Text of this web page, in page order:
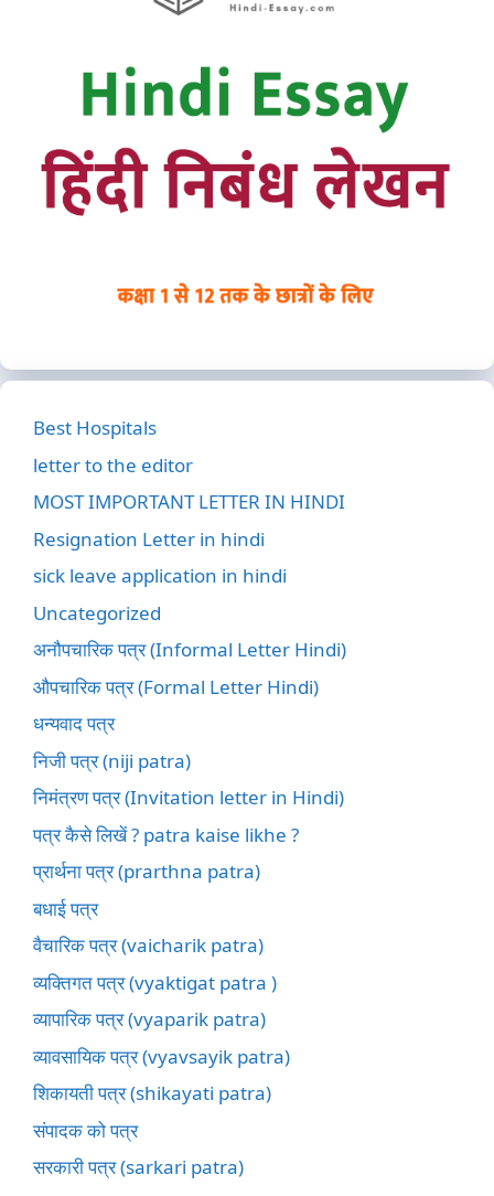
Best Hospitals
letter to the editor
MOST IMPORTANT LETTER IN HINDI
Resignation Letter in hindi
sick leave application in hindi
Uncategorized
अनौपचारिक पत्र (Informal Letter Hindi)
औपचारिक पत्र (Formal Letter Hindi)
धन्यवाद पत्र
निजी पत्र (niji patra)
निमंत्रण पत्र (Invitation letter in Hindi)
पत्र कैसे लिखें ? patra kaise likhe ?
प्रार्थना पत्र (prarthna patra)
बधाई पत्र
वैचारिक पत्र (vaicharik patra)
व्यक्तिगत पत्र (vyaktigat patra )
व्यापारिक पत्र (vyaparik patra)
व्यावसायिक पत्र (vyavsayik patra)
शिकायती पत्र (shikayati patra)
संपादक को पत्र
सरकारी पत्र (sarkari patra)